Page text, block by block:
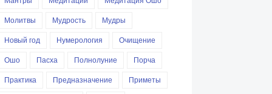
Молитвы
Мудрость
Мудры
Новый год
Нумерология
Очищение
Ошо
Пасха Полнолуние
Порча
Практика
Предназначение
Приметы